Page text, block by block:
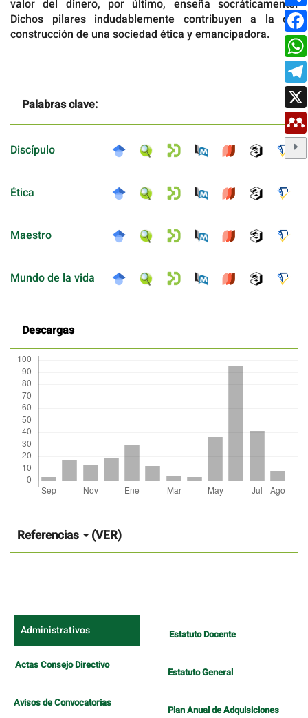
valor del dinero, por último, enseña socráticamente.
Dichos pilares indudablemente contribuyen a la co-
construcción de una sociedad ética y emancipadora.
Palabras clave:
Discípulo
Ética
Maestro
Mundo de la vida
Descargas
artículo
Referencias (VER)
Administrativos
Actas Consejo Directivo
Avisos de Convocatorias
Estatuto Docente
Estatuto General
Plan Anual de Adquisiciones